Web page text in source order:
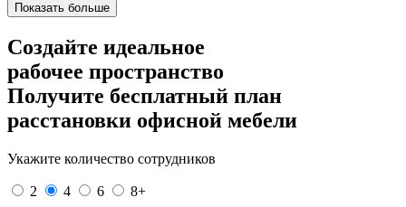
Показать больше
Создайте идеальное
рабочее пространство
Получите бесплатный план
расстановки офисной мебели
Укажите количество сотрудников
2 4 6
8+